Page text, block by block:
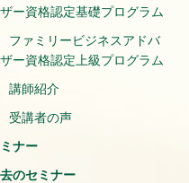
ー資格認定基礎プログラム
ファミリービジネスアドバ
ー資格認定上級プログラム
講師紹介
受講者の声
ナー
のセミナー